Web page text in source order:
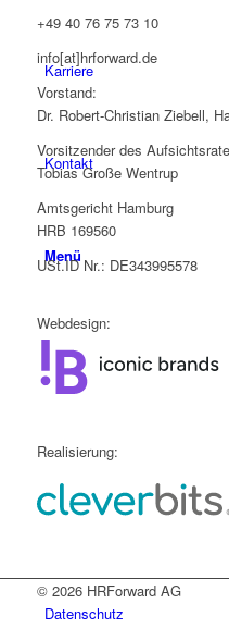
Karriere
Kontakt
Menü
+49 40 76 75 73 10
info[at]hrforward.de
Vorstand:
Dr. Robert-Christian Ziebell,
Vorsitzender des
Tobias Große Wentrup
Amtsgericht Hamburg
HRB 169560
USt.ID Nr.: DE343995578
Webdesign:
Realisierung:
© 2026 HRForward AG
Datenschutz